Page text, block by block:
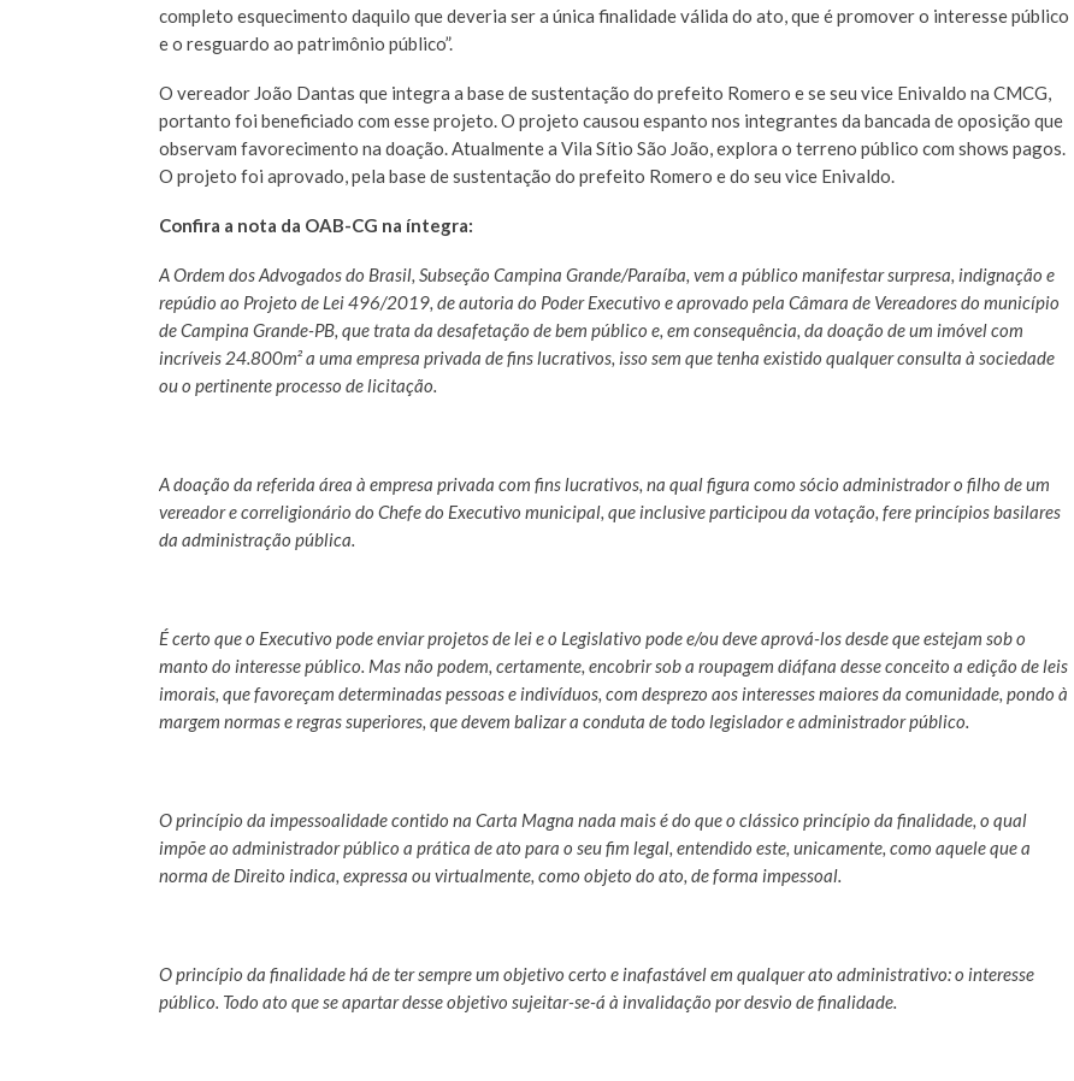
completo esquecimento daquilo que deveria ser a única finalidade válida do ato, que é promover o interesse público
e o resguardo ao patrimônio público”.
O vereador João Dantas que integra a base de sustentação do prefeito Romero e se seu vice Enivaldo na CMCG,
portanto foi beneficiado com esse projeto. O projeto causou espanto nos integrantes da bancada de oposição que
observam favorecimento na doação. Atualmente a Vila Sítio São João, explora o terreno público com shows pagos.
O projeto foi aprovado, pela base de sustentação do prefeito Romero e do seu vice Enivaldo.
Confira a nota da OAB-CG na íntegra:
A Ordem dos Advogados do Brasil, Subseção Campina Grande/Paraíba, vem a público manifestar surpresa, indignação e
repúdio ao Projeto de Lei 496/2019, de autoria do Poder Executivo e aprovado pela Câmara de Vereadores do município
de Campina Grande-PB, que trata da desafetação de bem público e, em consequência, da doação de um imóvel com
incríveis 24.800m² a uma empresa privada de fins lucrativos, isso sem que tenha existido qualquer consulta à sociedade
ou o pertinente processo de licitação.
A doação da referida área à empresa privada com fins lucrativos, na qual figura como sócio administrador o filho de um
vereador e correligionário do Chefe do Executivo municipal, que inclusive participou da votação, fere princípios basilares
da administração pública.
É certo que o Executivo pode enviar projetos de lei e o Legislativo pode e/ou deve aprová-los desde que estejam sob o
manto do interesse público. Mas não podem, certamente, encobrir sob a roupagem diáfana desse conceito a edição de leis
imorais, que favoreçam determinadas pessoas e indivíduos, com desprezo aos interesses maiores da comunidade, pondo à
margem normas e regras superiores, que devem balizar a conduta de todo legislador e administrador público.
O princípio da impessoalidade contido na Carta Magna nada mais é do que o clássico princípio da finalidade, o qual
impõe ao administrador público a prática de ato para o seu fim legal, entendido este, unicamente, como aquele que a
norma de Direito indica, expressa ou virtualmente, como objeto do ato, de forma impessoal.
O princípio da finalidade há de ter sempre um objetivo certo e inafastável em qualquer ato administrativo: o interesse
público. Todo ato que se apartar desse objetivo sujeitar-se-á à invalidação por desvio de finalidade.